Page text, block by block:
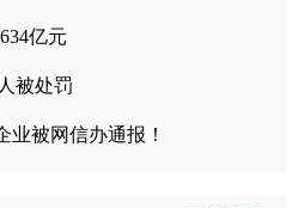
亿元
被处罚
业被网信办通报！